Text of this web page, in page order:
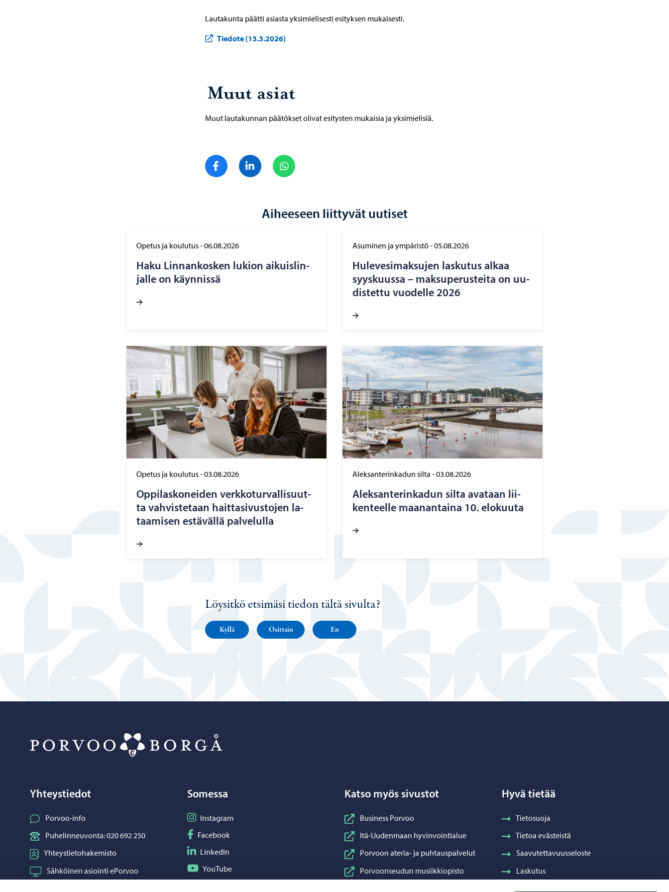
Lautakunta päätti asiasta yksimielisesti esityksen mukaisesti.
Tiedote (13.3.2026)
Muut asiat
Muut lautakunnan päätökset olivat esitysten mukaisia ja yksimielisiä.
Jaa FacebookJaa LinkedIn
Aiheeseen liittyvät uutiset
Opetus ja koulutus-06.08.2026
Haku Lin­nan­kos­ken lu­kion ai­kuis­lin­
jal­le on käyn­nis­sä
Asuminen ja ympäristö-05.08.2026
Hu­le­ve­si­mak­su­jen las­ku­tus alkaa
syys­kuus­sa – mak­su­pe­rus­tei­ta on uu­
dis­tet­tu vuo­del­le 2026
Opetus ja koulutus-03.08.2026
Op­pi­las­ko­nei­den verk­ko­tur­val­li­suut­
ta vah­vis­te­taan hait­ta­si­vus­to­jen la­
taa­mi­sen es­tä­väl­lä pal­ve­lul­la
Aleksanterinkadun silta -03.08.2026
Alek­san­te­rin­ka­dun silta ava­taan lii­
ken­teel­le maa­nan­tai­na 10. elo­kuu­ta
Löysitkö etsimäsi tiedon tältä sivulta?
Kyllä Osittain En
Yhteystiedot
Porvoo-info
Puhelinneuvonta: 020 692 250
Yhteystietohakemisto
Sähköinen asiointi ePorvoo
Somessa
Seuraa Instagram
Instagram
Seuraa Facebook
Facebook
Seuraa LinkedIn
LinkedIn
Seuraa YouTube
YouTube
Katso myös sivustot
Business Porvoo
Itä-Uudenmaan hyvinvointialue
Porvoon ateria- ja puhtauspalvelut
Porvoonseudun musiikkiopisto
Hyvä tietää
Tietosuoja
Tietoa evästeistä
Saavutettavuusseloste
Laskutus